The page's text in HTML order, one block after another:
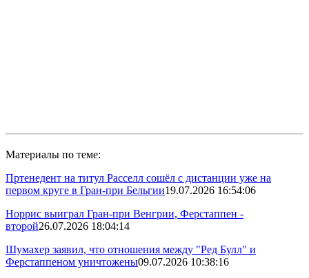
Материалы по теме:
Пртенедент на титул Расселл сошёл с дистанции уже на
первом круге в Гран-при Бельгии19.07.2026 16:54:06
Норрис выиграл Гран-при Венгрии, Ферстаппен -
второй26.07.2026 18:04:14
Шумахер заявил, что отношения между "Ред Булл" и
Ферстаппеном уничтожены09.07.2026 10:38:16